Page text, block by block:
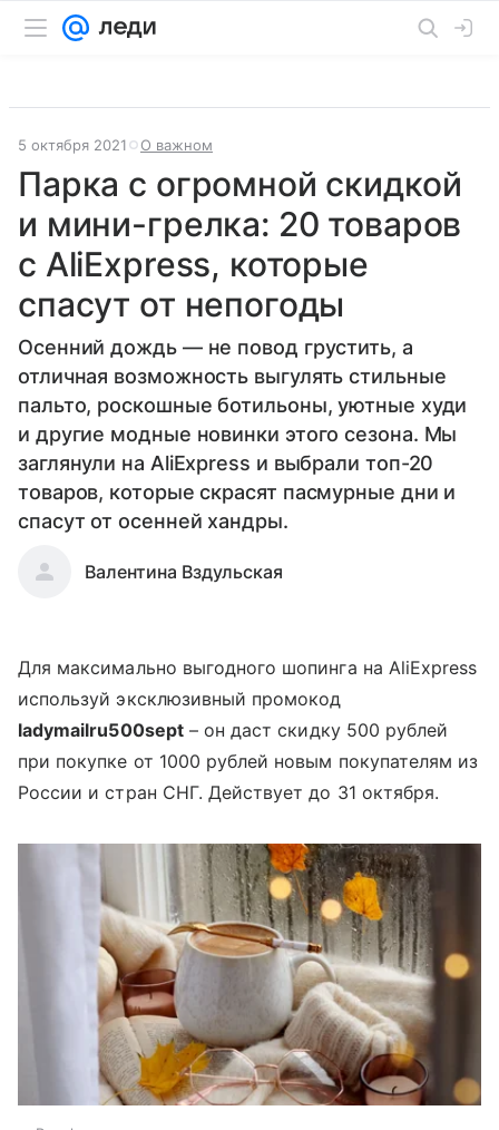
5 октября 2021 О важном
Парка с огромной скидкой
и мини-грелка: 20 товаров
с AliExpress, которые
спасут от непогоды
Осенний дождь — не повод грустить, а
отличная возможность выгулять стильные
пальто, роскошные ботильоны, уютные худи
и другие модные новинки этого сезона. Мы
заглянули на AliExpress и выбрали топ-20
товаров, которые скрасят пасмурные дни и
спасут от осенней хандры.
Валентина Вздульская
Для максимально выгодного шопинга на AliExpress
используй эксклюзивный промокод
ladymailru500sept– он даст скидку 500 рублей
при покупке от 1000 рублей новым покупателям из
России и стран СНГ. Действует до 31 октября.